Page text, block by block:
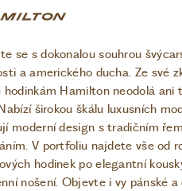
se s dokonalou souhrou
a amerického ducha. Ze své
hodinkám Hamilton neodolá ani
širokou škálu luxusních
moderní design s tradičním
V portfoliu najdete vše od
hodinek po elegantní
nošení. Objevte i vy pánské a